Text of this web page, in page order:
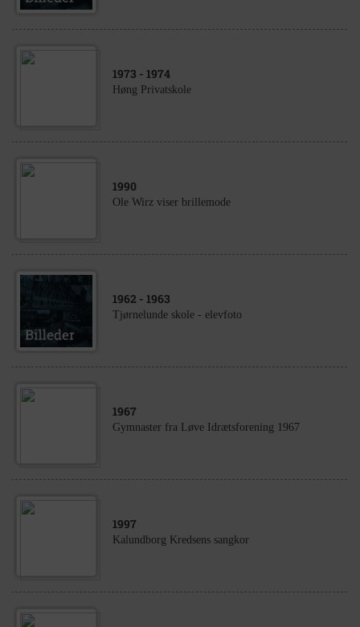
1973 - 1974
Høng Privatskole
1990
Ole Wirz viser brillemode
1962 - 1963
Tjørnelunde skole - elevfoto
1967
Gymnaster fra Løve Idrætsforening 1967
1997
Kalundborg Kredsens sangkor